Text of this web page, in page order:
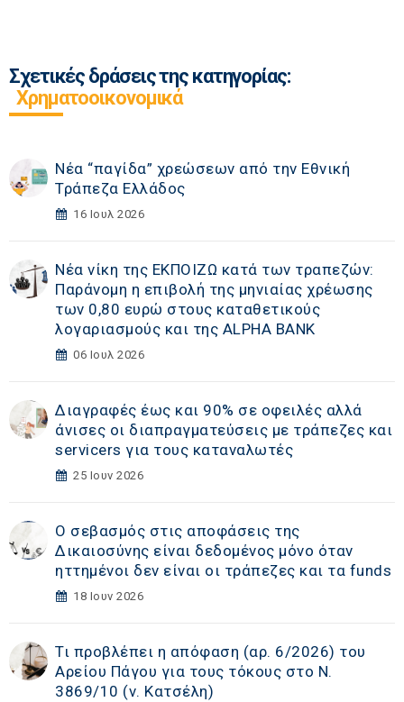
Σχετικές δράσεις της κατηγορίας:
Χρηματοοικονομικά
Νέα “παγίδα” χρεώσεων από την Εθνική
Τράπεζα Ελλάδος
16 Ιουλ 2026
Νέα νίκη της ΕΚΠΟΙΖΩ κατά των τραπεζών:
Παράνομη η επιβολή της μηνιαίας χρέωσης
των 0,80 ευρώ στους καταθετικούς
λογαριασμούς και της ALPHA BANK
06 Ιουλ 2026
Διαγραφές έως και 90% σε οφειλές αλλά
άνισες οι διαπραγματεύσεις με τράπεζες και
servicers για τους καταναλωτές
25 Ιουν 2026
Ο σεβασμός στις αποφάσεις της
Δικαιοσύνης είναι δεδομένος μόνο όταν
ηττημένοι δεν είναι οι τράπεζες και τα funds
18 Ιουν 2026
Τι προβλέπει η απόφαση (αρ. 6/2026) του
Αρείου Πάγου για τους τόκους στο Ν.
3869/10 (ν. Κατσέλη)